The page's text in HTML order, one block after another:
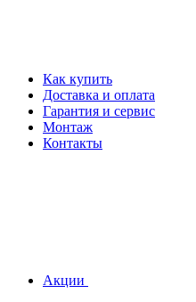
Как купить
Доставка и оплата
Гарантия и сервис
Монтаж
Контакты
Акции